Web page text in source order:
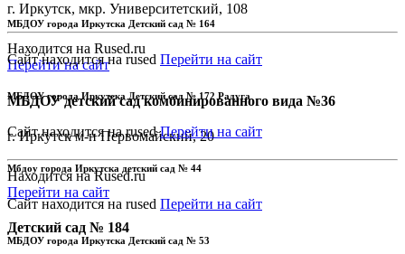
г. Иркутск, мкр. Университетский, 108
Находится на Rused.ru
Перейти на сайт
МБДОУ детский сад комбинированного вида №36
г. Иркутск м-н Первомайский, 20
Находится на Rused.ru
Перейти на сайт
Детский сад № 184
МБДОУ города Иркутска Детский сад № 164
Сайт находится на rused Перейти на сайт
МБДОУ города Иркутска Детский сад № 172 Радуга
Сайт находится на rused Перейти на сайт
Мбдоу города Иркутска детский сад № 44
Сайт находится на rused Перейти на сайт
МБДОУ города Иркутска Детский сад № 53